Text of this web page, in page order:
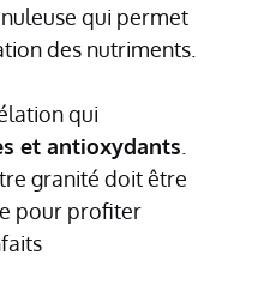
qui permet
des nutriments.
qui
et antioxydants
granité doit être
pour profiter